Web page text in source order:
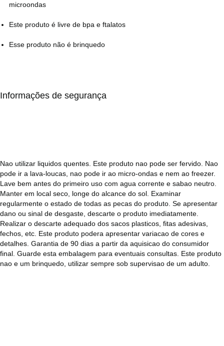
microondas
Este produto é livre de bpa e ftalatos
Esse produto não é brinquedo
Informações de segurança
Nao utilizar liquidos quentes. Este produto nao pode ser fervido. Nao
pode ir a lava-loucas, nao pode ir ao micro-ondas e nem ao freezer.
Lave bem antes do primeiro uso com agua corrente e sabao neutro.
Manter em local seco, longe do alcance do sol. Examinar
regularmente o estado de todas as pecas do produto. Se apresentar
dano ou sinal de desgaste, descarte o produto imediatamente.
Realizar o descarte adequado dos sacos plasticos, fitas adesivas,
fechos, etc. Este produto podera apresentar variacao de cores e
detalhes. Garantia de 90 dias a partir da aquisicao do consumidor
final. Guarde esta embalagem para eventuais consultas. Este produto
nao e um brinquedo, utilizar sempre sob supervisao de um adulto.